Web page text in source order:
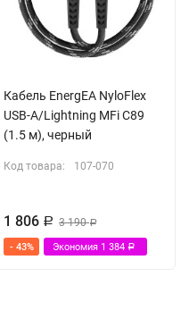
Кабель EnergEA NyloFlex
USB-A/Lightning MFi C89
(1.5 м), черный
Код товара: 107-070
1 806 Р 3 190Р
- 43% Экономия 1 384 Р